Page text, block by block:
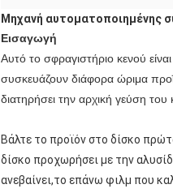
Μηχανή αυτοματοποιημένης
Εισαγωγή
Αυτό το σφραγιστήριο κενού
συσκευάζουν διάφορα ώριμα
διατηρήσει την αρχική γεύση
Βάλτε το προϊόν στο δίσκο
δίσκο προχωρήσει με την
ανεβαίνει,το επάνω φιλμ που